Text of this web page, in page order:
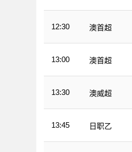
12:30 澳首超
13:00 澳首超
13:30 澳威超
13:45 日职乙